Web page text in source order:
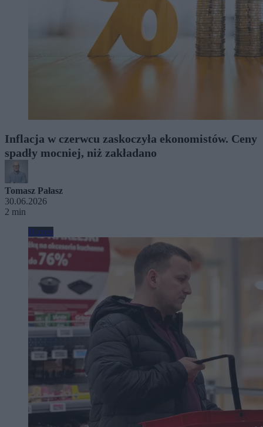
Inflacja w czerwcu zaskoczyła ekonomistów. Ceny
spadły mocniej, niż zakładano
Tomasz Pałasz
30.06.2026
2 min
Biznes